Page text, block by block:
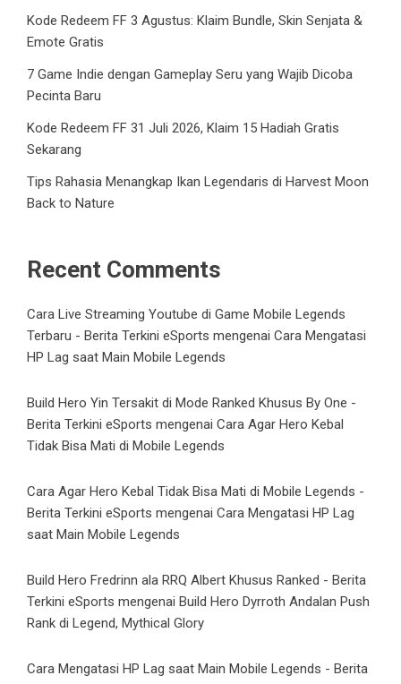
Kode Redeem FF 3 Agustus: Klaim Bundle, Skin Senjata &
Emote Gratis
7 Game Indie dengan Gameplay Seru yang Wajib Dicoba
Pecinta Baru
Kode Redeem FF 31 Juli 2026, Klaim 15 Hadiah Gratis
Sekarang
Tips Rahasia Menangkap Ikan Legendaris di Harvest Moon
Back to Nature
Recent Comments
Cara Live Streaming Youtube di Game Mobile Legends
Terbaru - Berita Terkini eSports mengenai Cara Mengatasi
HP Lag saat Main Mobile Legends
Build Hero Yin Tersakit di Mode Ranked Khusus By One -
Berita Terkini eSports mengenai Cara Agar Hero Kebal
Tidak Bisa Mati di Mobile Legends
Cara Agar Hero Kebal Tidak Bisa Mati di Mobile Legends -
Berita Terkini eSports mengenai Cara Mengatasi HP Lag
saat Main Mobile Legends
Build Hero Fredrinn ala RRQ Albert Khusus Ranked - Berita
Terkini eSports mengenai Build Hero Dyrroth Andalan Push
Rank di Legend, Mythical Glory
Cara Mengatasi HP Lag saat Main Mobile Legends - Berita